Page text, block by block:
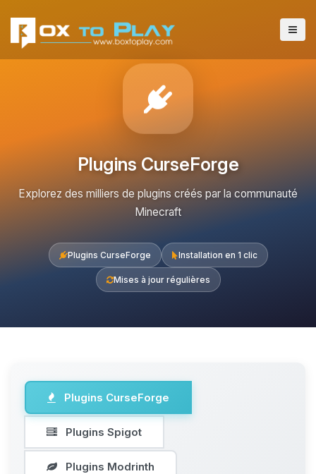
Plugins CurseForge
Explorez des milliers de plugins créés par la communauté
Minecraft
Plugins CurseForge Installation en 1 clic
Mises à jour régulières
Plugins CurseForge
Plugins Spigot
Plugins Modrinth